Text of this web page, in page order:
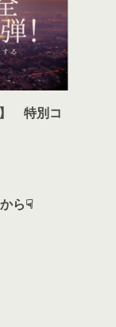
】 特別コ
ら☟